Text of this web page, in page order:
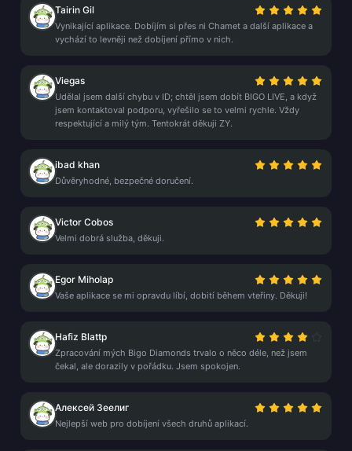
Tairin Gil
Vynikající aplikace. Dobíjím si přes ni Chamet a další aplikace a
vychází to levněji než dobíjení přímo v nich.
Viegas
Udělal jsem další chybu v ID; chtěl jsem dobít BIGO LIVE, a když
jsem kontaktoval podporu, vyřešilo se to velmi rychle. Vždy
respektující a milý tým. Tentokrát děkuji ZY.
ibad khan
Důvěryhodné, bezpečné doručení.
Victor Cobos
Velmi dobrá služba, děkuji.
Egor Miholap
Vaše aplikace se mi opravdu líbí, dobití během vteřiny. Děkuji!
Hafiz Blattp
Zpracování mých Bigo Diamonds trvalo o něco déle, než jsem
čekal, ale dorazily v pořádku. Jsem spokojen.
Алексей Зеелиг
Nejlepší web pro dobíjení všech druhů aplikací.